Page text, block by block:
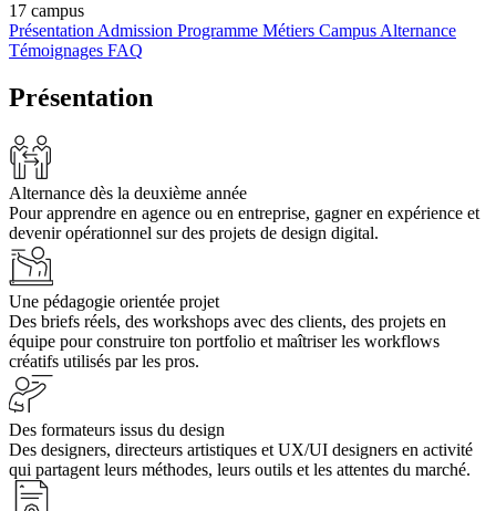
17 campus
PrésentationAdmission Programme Métiers CampusAlternance
Témoignages FAQ
Présentation
Alternance dès la deuxième année
Pour apprendre en agence ou en entreprise, gagner en expérience et
devenir opérationnel sur des projets de design digital.
Une pédagogie orientée projet
Des briefs réels, des workshops avec des clients, des projets en
équipe pour construire ton portfolio et maîtriser les workflows
créatifs utilisés par les pros.
Des formateurs issus du design
Des designers, directeurs artistiques et UX/UI designers en activité
qui partagent leurs méthodes, leurs outils et les attentes du marché.